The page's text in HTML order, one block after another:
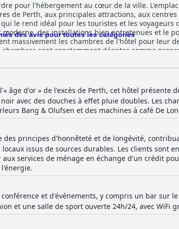
pour l'hébergement au cœur de la ville.
de Perth, aux principales attractions, aux centres
le rend idéal pour les touristes et les voyageurs
des installations bien entretenues et le
sont constamment décrites comme
des équipements tels que des sèche-cheveux
est accordée aux superbes salles de bains
sur la taille de la chambre ou
et la propreté des chambres. L'expérience du petit-déjeuner
louent la qualité gastronomique délicieuse
Cependant, certains clients soulignent les
La restauration au QT Perth est généralement
culinaires du Santini Grill and Bar. Les critiques
ait quelques critiques concernant les options de
est largement salué pour sa
critiques soulignent la serviabilité de
Bien que la plupart des interactions soient
les familles, le QT Perth offre un séjour
ses chambres spacieuses. Des touches et des
incohérences mineures dans le service et des
un séjour mémorable au centre animé de
options de restauration et d'un personnel
élégant et confortable dans la ville.
des avis pour toutes les catégories
âge d'or » de l'excès de Perth, cet hôtel présente
avec des douches à effet pluie doubles. Les
Bang & Olufsen et des machines à café De
des principes d'honnêteté et de longévité,
issus de sources durables. Les clients sont
services de ménage en échange d'un crédit
conférence et d'événements, y compris un bar sur
et une salle de sport ouverte 24h/24, avec WiFi